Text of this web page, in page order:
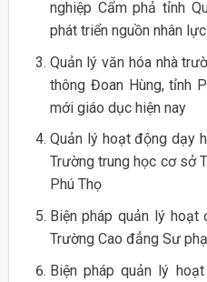
nghiệp Cẩm phả tỉnh
phát triển nguồn nhân lực
Quản lý văn hóa nhà
thông Đoan Hùng, tỉnh
mới giáo dục hiện nay
Quản lý hoạt động dạy
Trường trung học cơ sở
Phú Thọ
Biện pháp quản lý
Trường Cao đẳng Sư
Biện pháp quản lý